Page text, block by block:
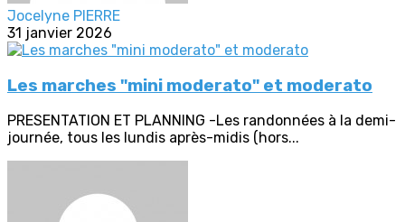
Jocelyne PIERRE
31 janvier 2026
Les marches "mini moderato" et moderato
PRESENTATION ET PLANNING -Les randonnées à la demi-
journée, tous les lundis après-midis (hors...